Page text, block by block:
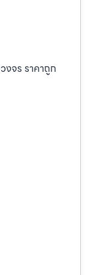
งจร ราคาถูก